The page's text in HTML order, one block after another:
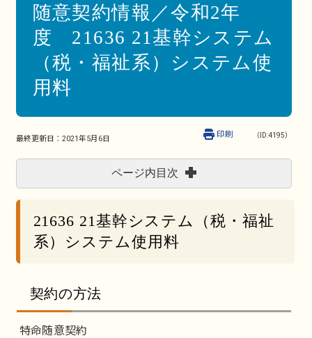
随意契約情報／令和2年
度 21636 21基幹システム
（税・福祉系）システム使
用料
最終更新日： 2021年5月6日 （ID:4195）
印刷
ページ内目次
21636 21基幹システム（税・福祉
系）システム使用料
契約の方法
特命随意契約